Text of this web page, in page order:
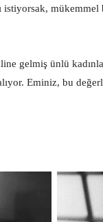
istiyorsak,
gelmiş ünlü
Eminiz, bu